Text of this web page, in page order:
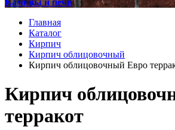
Камины и печи
Главная
Каталог
Кирпич
Кирпич облицовочный
Кирпич облицовочный Евро
Кирпич
терракот